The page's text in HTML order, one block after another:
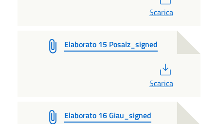
Scarica
Elaborato 15 Posalz_signed
Scarica
Elaborato 16 Giau_signed